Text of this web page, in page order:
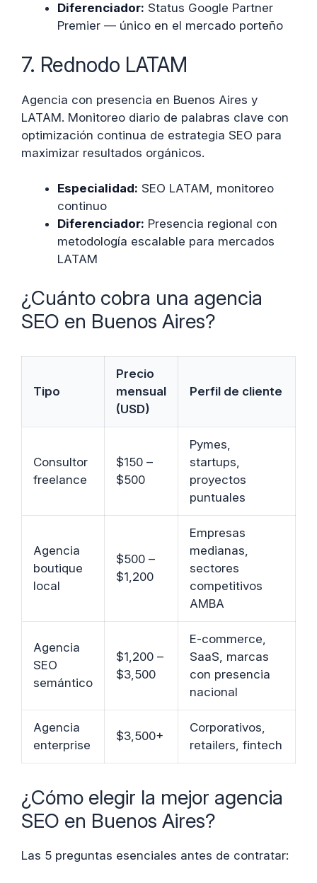
Diferenciador: Status Google Partner
Premier — único en el mercado porteño
7. Rednodo LATAM
Agencia con presencia en Buenos Aires y
LATAM. Monitoreo diario de palabras clave con
optimización continua de estrategia SEO para
maximizar resultados orgánicos.
Especialidad: SEO LATAM, monitoreo
continuo
Diferenciador: Presencia regional con
metodología escalable para mercados
LATAM
¿Cuánto cobra una agencia
SEO en Buenos Aires?
Tipo
Precio
mensual
(USD)
Perfil de cliente
Consultor
freelance
$150 –
$500
Pymes,
startups,
proyectos
puntuales
Agencia
boutique
local
$500 –
$1,200
Empresas
medianas,
sectores
competitivos
AMBA
Agencia
SEO
semántico
$1,200 –
$3,500
E-commerce,
SaaS, marcas
con presencia
nacional
Agencia
enterprise
$3,500+
Corporativos,
retailers, fintech
¿Cómo elegir la mejor agencia
SEO en Buenos Aires?
Las 5 preguntas esenciales antes de contratar: